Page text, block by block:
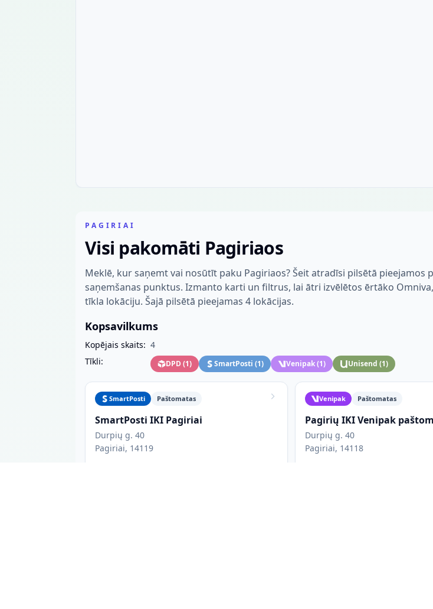
PAGIRIAI
Visi pakomāti Pagiriaos
Meklē, kur saņemt vai nosūtīt paku Pagiriaos? Šeit atradīsi pilsētā pieejamos
saņemšanas punktus. Izmanto karti un filtrus, lai ātri izvēlētos ērtāko
tīkla lokāciju. Šajā pilsētā pieejamas 4 lokācijas.
Kopsavilkums
Kopējais skaits: 4
Tīkli:
DPD(1) SmartPosti (1) Venipak(1) Unisend (1)
SmartPosti Paštomatas
SmartPosti IKI Pagiriai
Durpių g. 40
Pagiriai, 14119
Venipak Paštomatas
Pagirių IKI Venipak
Durpių g. 40
Pagiriai, 14118